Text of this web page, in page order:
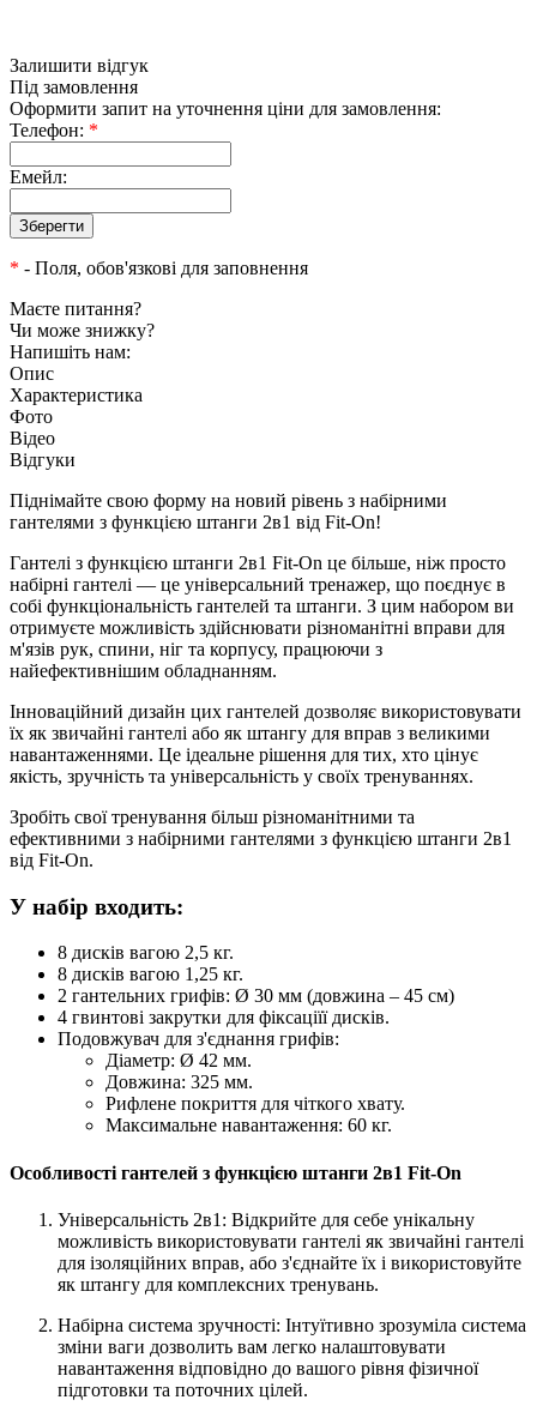
Залишити відгук
Під замовлення
Оформити запит на уточнення ціни для замовлення:
Телефон: *
Емейл:
* - Поля, обов'язкові для заповнення
Маєте питання?
Чи може знижку?
Напишіть нам:
Опис
Характеристика
Фото
Відео
Відгуки
Піднімайте свою форму на новий рівень з набірними
гантелями з функцією штанги 2в1 від Fit-On!
Гантелі з функцією штанги 2в1 Fit-On це більше, ніж просто
набірні гантелі — це універсальний тренажер, що поєднує в
собі функціональність гантелей та штанги. З цим набором ви
отримуєте можливість здійснювати різноманітні вправи для
м'язів рук, спини, ніг та корпусу, працюючи з
найефективнішим обладнанням.
Інноваційний дизайн цих гантелей дозволяє використовувати
їх як звичайні гантелі або як штангу для вправ з великими
навантаженнями. Це ідеальне рішення для тих, хто цінує
якість, зручність та універсальність у своїх тренуваннях.
Зробіть свої тренування більш різноманітними та
ефективними з набірними гантелями з функцією штанги 2в1
від Fit-On.
У набір входить:
8 дисків вагою 2,5 кг.
8 дисків вагою 1,25 кг.
2 гантельних грифів: Ø 30 мм (довжина – 45 см)
4 гвинтові закрутки для фіксаціїї дисків.
Подовжувач для з'єднання грифів:
Діаметр: Ø 42 мм.
Довжина: 325 мм.
Рифлене покриття для чіткого хвату.
Максимальне навантаження: 60 кг.
Особливості гантелей з функцією штанги 2в1 Fit-On
Універсальність 2в1: Відкрийте для себе унікальну
можливість використовувати гантелі як звичайні гантелі
для ізоляційних вправ, або з'єднайте їх і використовуйте
як штангу для комплексних тренувань.
Набірна система зручності: Інтуїтивно зрозуміла система
зміни ваги дозволить вам легко налаштовувати
навантаження відповідно до вашого рівня фізичної
підготовки та поточних цілей.